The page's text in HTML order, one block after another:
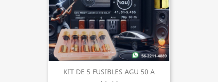
KIT DE 5 FUSIBLES AGU 50 A